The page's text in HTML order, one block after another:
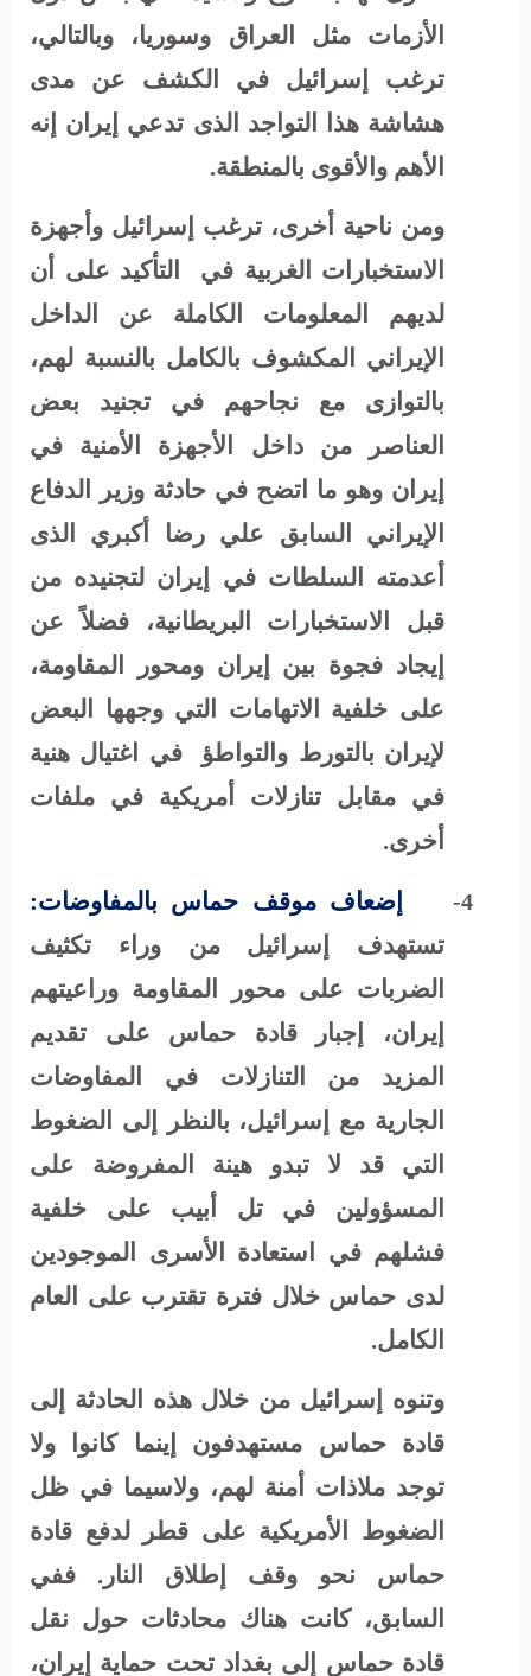
الأزمات مثل العراق وسوريا، وبالتالي،
ترغب إسرائيل في الكشف عن مدى
هشاشة هذا التواجد الذى تدعي إيران إنه
الأهم والأقوى بالمنطقة.
ومن ناحية أخرى، ترغب إسرائيل وأجهزة
الاستخبارات الغربية في
التأكيد على أن
لديهم المعلومات الكاملة عن الداخل
الإيراني المكشوف بالكامل بالنسبة لهم،
بالتوازى مع نجاحهم في تجنيد بعض
العناصر من داخل الأجهزة الأمنية في
إيران وهو ما اتضح في حادثة وزير الدفاع
الإيراني السابق علي رضا أكبري الذى
أعدمته السلطات في إيران لتجنيده من
قبل الاستخبارات البريطانية، فضلاً عن
إيجاد فجوة بين إيران ومحور المقاومة،
على خلفية الاتهامات التي وجهها البعض
لإيران بالتورط والتواطؤ
في اغتيال هنية
في مقابل تنازلات أمريكية في ملفات
أخرى.
4-
إضعاف موقف حماس بالمفاوضات:
تستهدف إسرائيل من وراء تكثيف
الضربات على محور المقاومة وراعيتهم
إيران، إجبار قادة حماس على تقديم
المزيد من التنازلات في المفاوضات
الجارية مع إسرائيل، بالنظر إلى الضغوط
التي قد لا تبدو هينة المفروضة على
المسؤولين في تل أبيب على خلفية
فشلهم في استعادة الأسرى الموجودين
لدى حماس خلال فترة تقترب على العام
الكامل.
وتنوه إسرائيل من خلال هذه الحادثة إلى
قادة حماس مستهدفون إينما كانوا ولا
توجد ملاذات أمنة لهم، ولاسيما في ظل
الضغوط الأمريكية على قطر لدفع قادة
حماس نحو وقف إطلاق النار. ففي
السابق، كانت هناك محادثات حول نقل
قادة حماس إلى بغداد تحت حماية إيران،